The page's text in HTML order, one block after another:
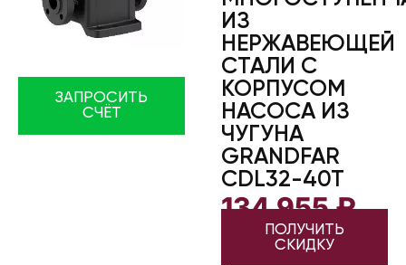
ЗАПРОСИТЬ
СЧЁТ
ИЗ
НЕРЖАВЕЮЩЕЙ
СТАЛИ С
КОРПУСОМ
НАСОСА ИЗ
ЧУГУНА
GRANDFAR
CDL32-40T
134 955₽
ПОЛУЧИТЬ
СКИДКУ